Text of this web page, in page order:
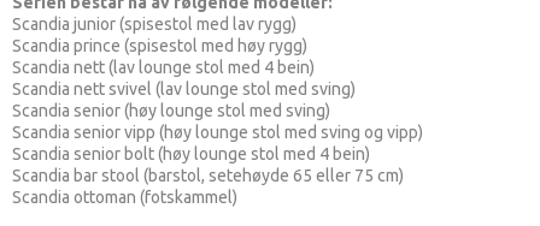
Scandia junior (spisestol med lav rygg)
Scandia prince (spisestol med høy rygg)
Scandia nett (lav lounge stol med 4 bein)
Scandia nett svivel (lav lounge stol med sving)
Scandia senior (høy lounge stol med sving)
Scandia senior vipp (høy lounge stol med sving og vipp)
Scandia senior bolt (høy lounge stol med 4 bein)
Scandia bar stool (barstol, setehøyde 65 eller 75 cm)
Scandia ottoman (fotskammel)